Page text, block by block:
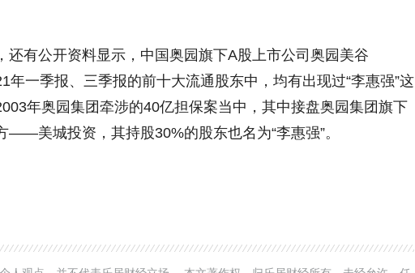
还有公开资料显示，中国奥园旗下A股上市公司奥园美谷
年一季报、三季报的前十大流通股东中，均有出现过“李惠强”这
年奥园集团牵涉的40亿担保案当中，其中接盘奥园集团旗下
——美城投资，其持股30%的股东也名为“李惠强”。